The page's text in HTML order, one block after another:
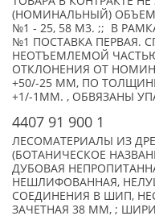
(НОМИНАЛЬНЫЙ)
№1 - 25, 58 М3. ;; В
№1 ПОСТАВКА ПЕРВАЯ.
НЕОТЪЕМЛЕМОЙ
ОТКЛОНЕНИЯ ОТ
+50/-25 ММ, ПО
+1/-1ММ. , ОБВЯЗАНЫ
4407 91 900 1
ЛЕСОМАТЕРИАЛЫ ИЗ
(БОТАНИЧЕСКОЕ
ДУБОВАЯ
НЕШЛИФОВАННАЯ,
СОЕДИНЕНИЯ В ШИП,
ЗАЧЕТНАЯ 38 ММ, ;